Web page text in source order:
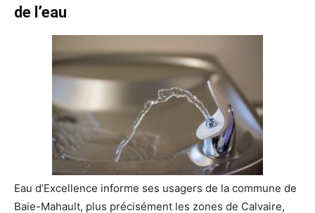
de l’eau
Eau d’Excellence informe ses usagers de la commune de
Baie-Mahault, plus précisément les zones de Calvaire,